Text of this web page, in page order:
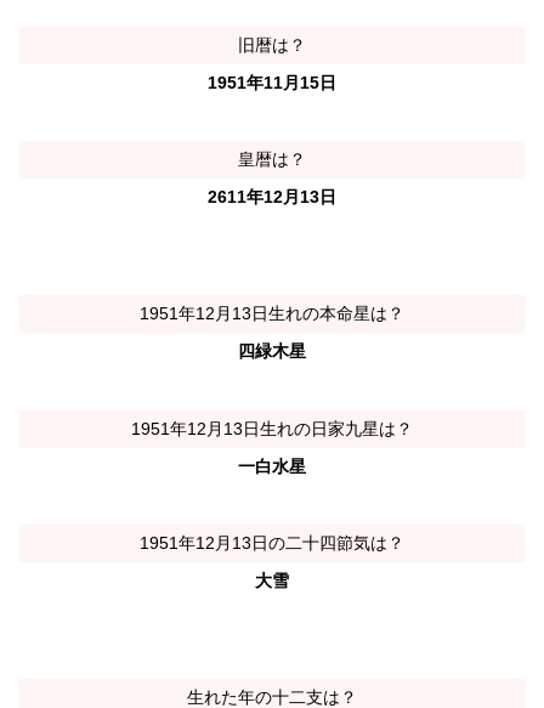
旧暦は？
1951年11月15日
皇暦は？
2611年12月13日
1951年12月13日生れの本命星は？
四緑木星
1951年12月13日生れの日家九星は？
一白水星
1951年12月13日の二十四節気は？
大雪
生れた年の十二支は？